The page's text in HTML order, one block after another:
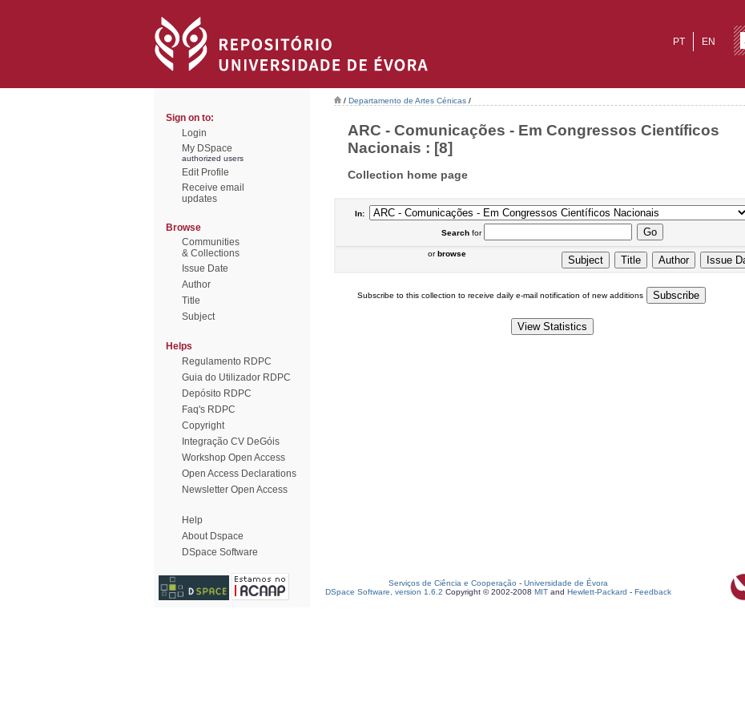
EN
PT
Sign on to:
Login
My DSpace
authorized users
Edit Profile
Receive email
updates
Browse
Communities
& Collections
Issue Date
Author
Title
Subject
Helps
Regulamento RDPC
Guia do Utilizador RDPC
Depósito RDPC
Faq's RDPC
Copyright
Integração CV DeGóis
Workshop Open Access
Open Access Declarations
Newsletter Open Access
Help
About Dspace
DSpace Software
/ Departamento de Artes Cénicas /
ARC - Comunicações - Em Congressos Científicos
Nacionais : [8]
Collection home page
In:
Searchfor
orbrowse
Subscribe to this collection to receive daily e-mail notification of new additions
Serviços de Ciência e Cooperação - Universidade de Évora
DSpace Software, version 1.6.2 Copyright © 2002-2008 MIT and Hewlett-Packard - Feedback